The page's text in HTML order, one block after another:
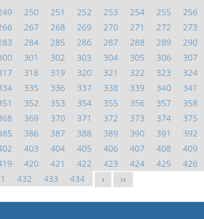
250 251 252 253 254 255 256
267 268 269 270 271 272 273
284 285 286 287 288 289 290
301 302 303 304 305 306 307
318 319 320 321 322 323 324
335 336 337 338 339 340 341
352 353 354 355 356 357 358
369 370 371 372 373 374 375
386 387 388 389 390 391 392
403 404 405 406 407 408 409
420 421 422 423 424 425 426
432 433 434 > >>